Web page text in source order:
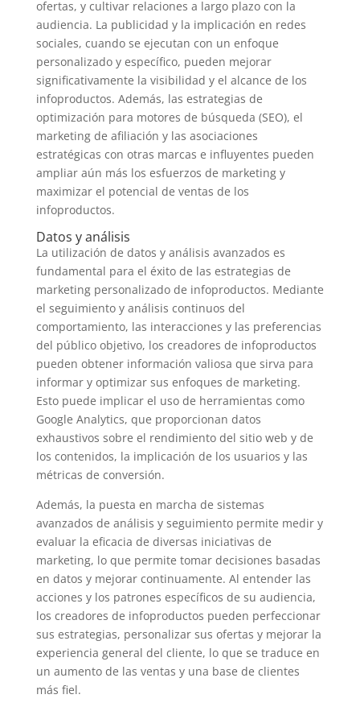
ofertas, y cultivar relaciones a largo plazo con la
audiencia. La publicidad y la implicación en redes
sociales, cuando se ejecutan con un enfoque
personalizado y específico, pueden mejorar
significativamente la visibilidad y el alcance de los
infoproductos. Además, las estrategias de
optimización para motores de búsqueda (SEO), el
marketing de afiliación y las asociaciones
estratégicas con otras marcas e influyentes pueden
ampliar aún más los esfuerzos de marketing y
maximizar el potencial de ventas de los
infoproductos.
Datos y análisis
La utilización de datos y análisis avanzados es
fundamental para el éxito de las estrategias de
marketing personalizado de infoproductos. Mediante
el seguimiento y análisis continuos del
comportamiento, las interacciones y las preferencias
del público objetivo, los creadores de infoproductos
pueden obtener información valiosa que sirva para
informar y optimizar sus enfoques de marketing.
Esto puede implicar el uso de herramientas como
Google Analytics, que proporcionan datos
exhaustivos sobre el rendimiento del sitio web y de
los contenidos, la implicación de los usuarios y las
métricas de conversión.
Además, la puesta en marcha de sistemas
avanzados de análisis y seguimiento permite medir y
evaluar la eficacia de diversas iniciativas de
marketing, lo que permite tomar decisiones basadas
en datos y mejorar continuamente. Al entender las
acciones y los patrones específicos de su audiencia,
los creadores de infoproductos pueden perfeccionar
sus estrategias, personalizar sus ofertas y mejorar la
experiencia general del cliente, lo que se traduce en
un aumento de las ventas y una base de clientes
más fiel.